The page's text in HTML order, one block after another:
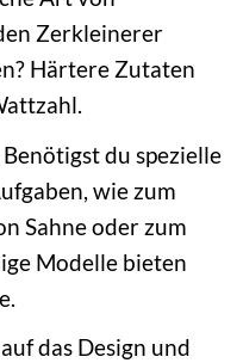
Zerkleinerer
Härtere Zutaten
Benötigst du spezielle
wie zum
Sahne oder zum
Modelle bieten
das Design und